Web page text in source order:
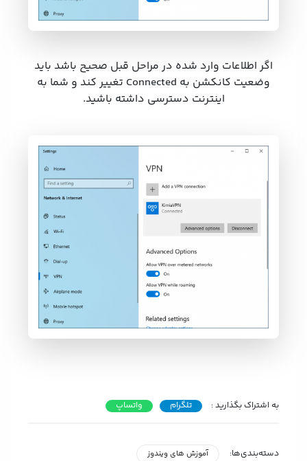
اگر اطلاعات وارد شده در مراحل قبل صحیح باشد باید
وضعیت کانکشن به Connected تغییر کند و شما به
اینترنت دسترسی داشته باشید.
به اشتراک بگذارید : تلگرام واتساپ
دسته‌بندی‌ها: آموزش های ویندوز